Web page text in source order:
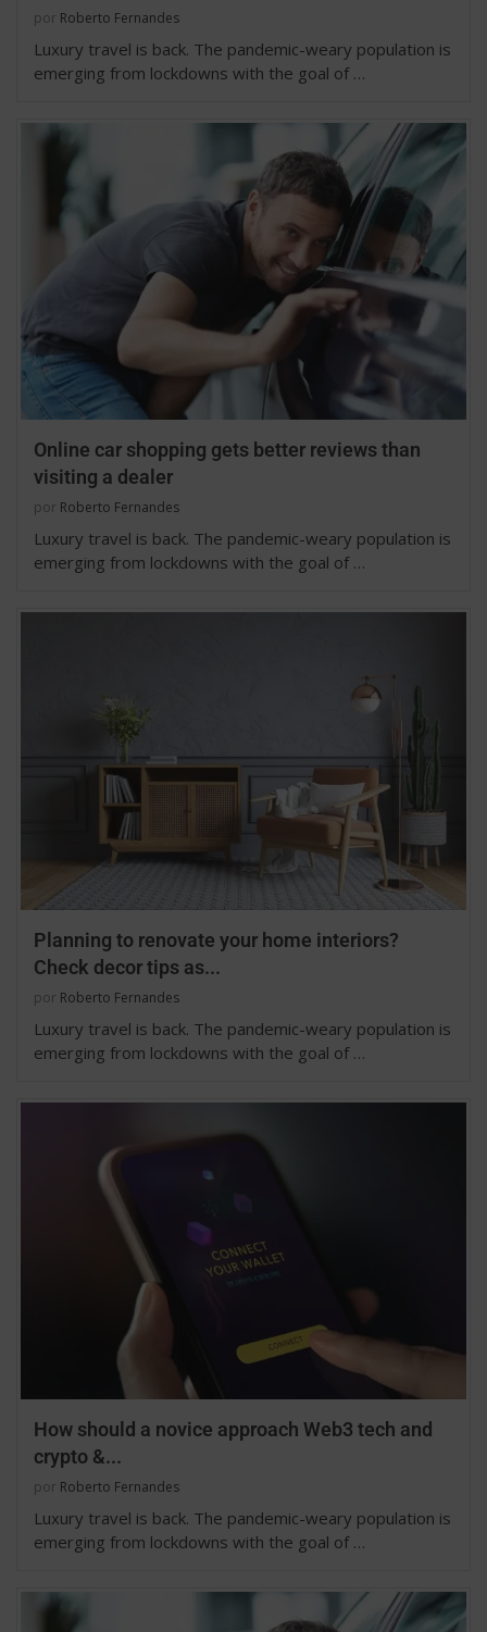
por Roberto Fernandes
Luxury travel is back. The pandemic-weary population is
emerging from lockdowns with the goal of …
Online car shopping gets better reviews than
visiting a dealer
por Roberto Fernandes
Luxury travel is back. The pandemic-weary population is
emerging from lockdowns with the goal of …
Planning to renovate your home interiors?
Check decor tips as...
por Roberto Fernandes
Luxury travel is back. The pandemic-weary population is
emerging from lockdowns with the goal of …
How should a novice approach Web3 tech and
crypto &...
por Roberto Fernandes
Luxury travel is back. The pandemic-weary population is
emerging from lockdowns with the goal of …